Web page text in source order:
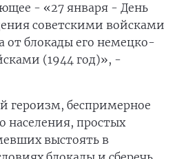
- «27 января - День
советскими войсками
от блокады его немецко-
(1944 год)», -
героизм, беспримерное
населения, простых
выстоять в